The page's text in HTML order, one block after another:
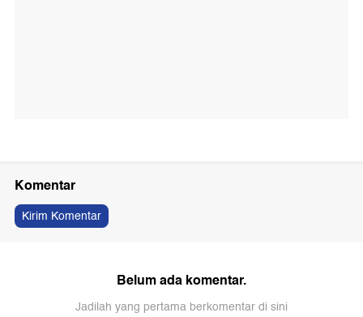
Komentar
Kirim Komentar
Belum ada komentar.
Jadilah yang pertama berkomentar di sini